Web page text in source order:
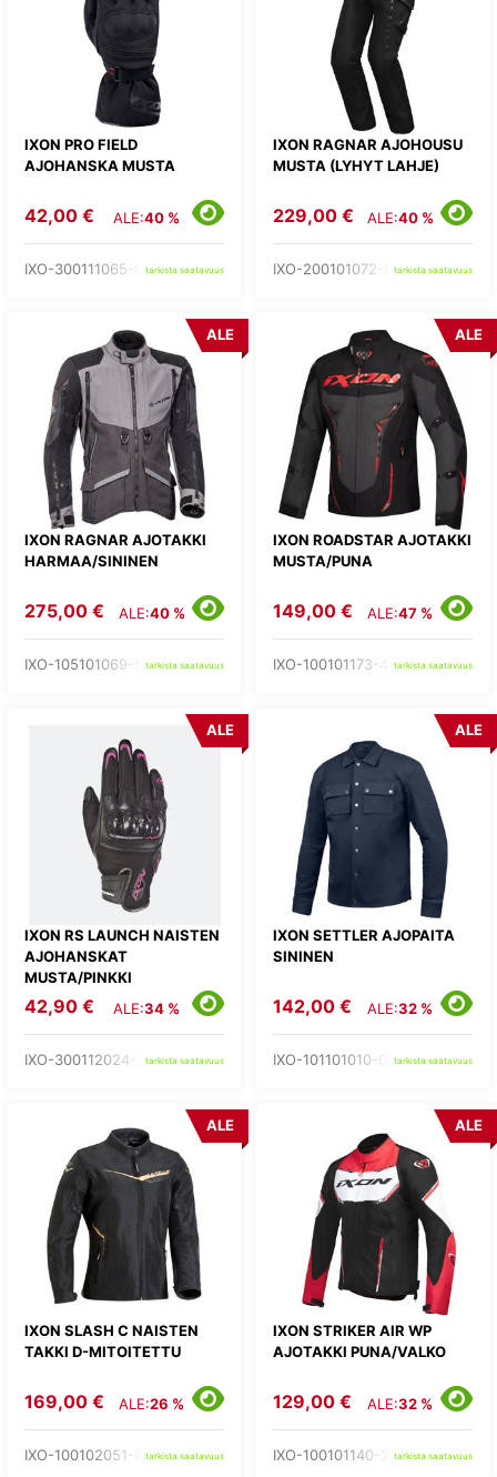
IXON PRO FIELD
AJOHANSKA MUSTA
42,00 € ALE:40 %
IXO-300111065-01-tarkista saatavuus
IXON RAGNAR AJOHOUSU
MUSTA (LYHYT LAHJE)
229,00 € ALE:40 %
IXO-200101072-01-tarkista saatavuus
IXON RAGNAR AJOTAKKI
HARMAA/SININEN
ALE
275,00 € ALE:40 %
IXO-105101069-53-tarkista saatavuus
IXON ROADSTAR AJOTAKKI
MUSTA/PUNA
ALE
149,00 € ALE:47 %
IXO-100101173-40-tarkista saatavuus
IXON RS LAUNCH NAISTEN
AJOHANSKAT
MUSTA/PINKKI
ALE
42,90 € ALE:34 %
IXO-300112024-73-tarkista saatavuus
IXON SETTLER AJOPAITA
SININEN
ALE
142,00 € ALE:32 %
IXO-101101010-04-tarkista saatavuus
IXON SLASH C NAISTEN
TAKKI D-MITOITETTU
ALE
169,00 € ALE:26 %
IXO-100102051-67-tarkista saatavuus
IXON STRIKER AIR WP
AJOTAKKI PUNA/VALKO
ALE
129,00 € ALE:32 %
IXO-100101140-27-tarkista saatavuus